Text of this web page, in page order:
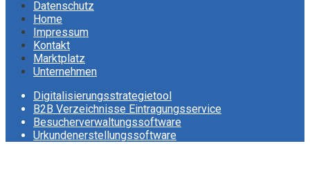
Datenschutz
Home
Impressum
Kontakt
Marktplatz
Unternehmen
Digitalisierungsstrategietool
B2B Verzeichnisse Eintragungsservice
Besucherverwaltungssoftware
Urkundenerstellungssoftware